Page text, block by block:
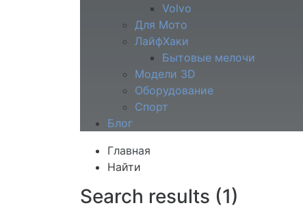
Volvo
Для Мото
ЛайфХаки
Бытовые мелочи
Модели 3D
Оборудование
Спорт
Блог
Главная
Найти
Search results (1)